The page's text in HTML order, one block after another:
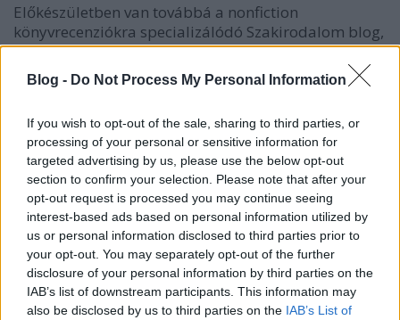
Blog - Do Not Process My Personal Information
If you wish to opt-out of the sale, sharing to third parties, or
processing of your personal or sensitive information for
targeted advertising by us, please use the below opt-out
section to confirm your selection. Please note that after your
opt-out request is processed you may continue seeing
interest-based ads based on personal information utilized by
us or personal information disclosed to third parties prior to
your opt-out. You may separately opt-out of the further
disclosure of your personal information by third parties on the
IAB’s list of downstream participants. This information may
also be disclosed by us to third parties on the IAB’s List of
Előkészületben van továbbá a nonfiction
könyvrecenziókra specializálódó Szakirodalom blog,
és kitartó építkezéssel további saját ötletek is önálló
blogként manifesztálódnak majd a közeljövőben.
Ezen felül meghívásos alapon olyan blogokat
Átlátszó tartalmi profiljába illenek, és máshol már
bizonyítottak.
Reményeink szerint akár 15-20 önálló arculattal bíró
blogra is bővülhet az átlátszós blogportfolió az év
végéig. APioneers.huáltal kifejlesztett új külalak
pedig bármilyen platformon ideális felhasználói
élményt nyújt a kedves olvasóknak. A háttérben
maradt és elhallgatott történésekrőlitt lehet
szavazni.